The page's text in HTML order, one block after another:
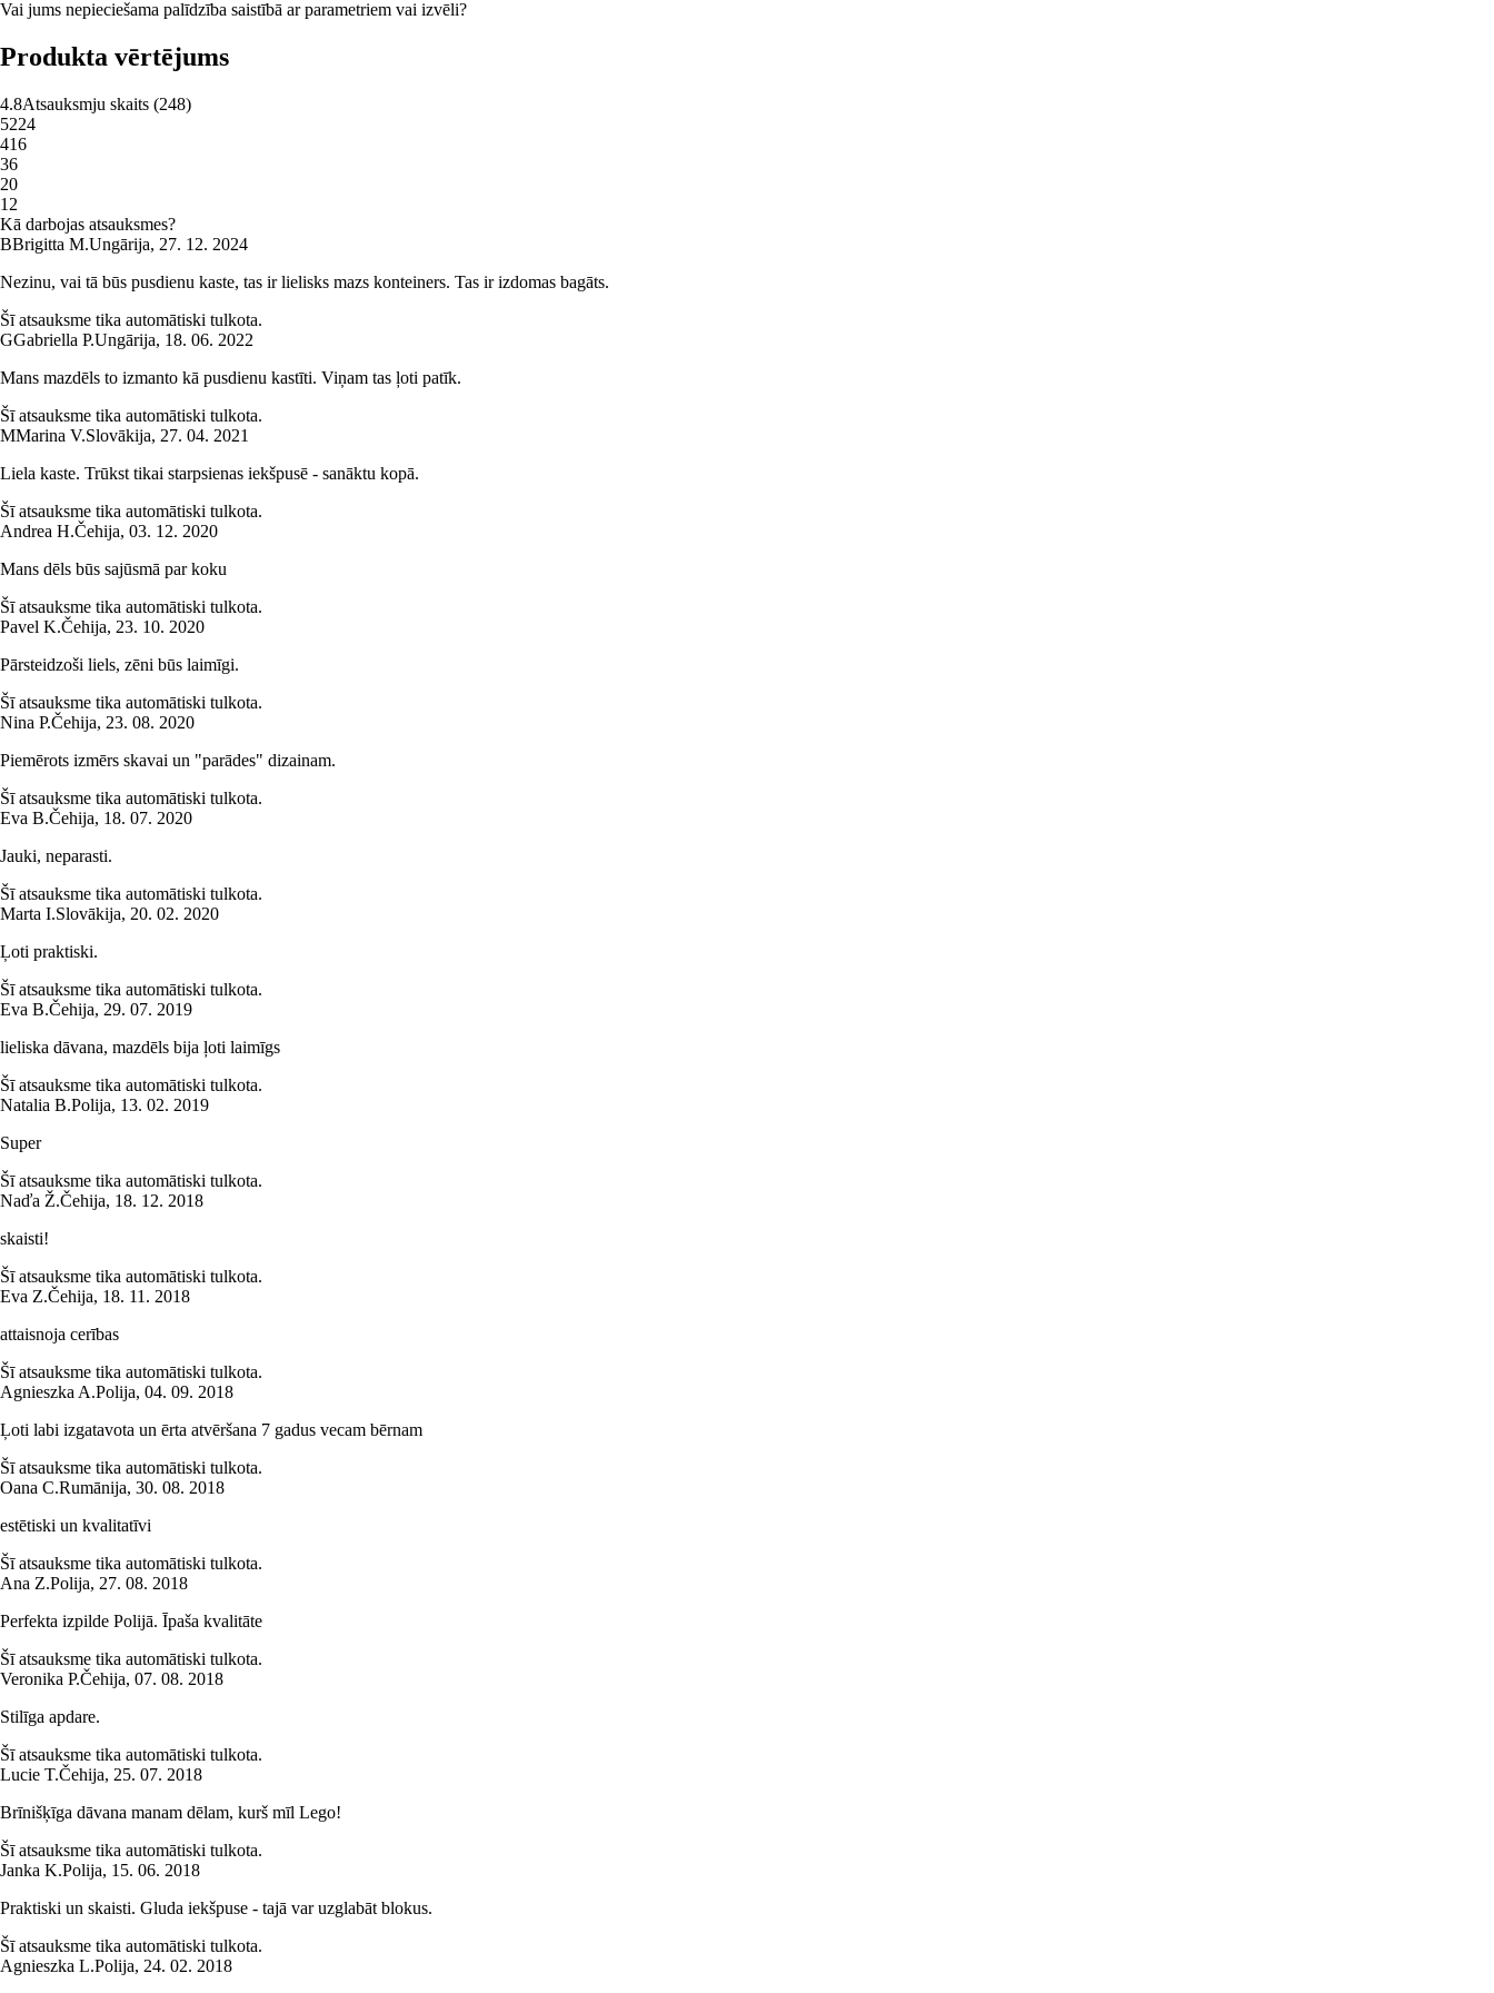
Vai jums nepieciešama palīdzība saistībā ar parametriem vai izvēli?
Produkta vērtējums
4.8Atsauksmju skaits (248)
5224
416
36
20
1 2
Kā darbojas atsauksmes?
BBrigitta M.Ungārija, 27. 12. 2024
Nezinu, vai tā būs pusdienu kaste, tas ir lielisks mazs konteiners. Tas ir izdomas bagāts.
Šī atsauksme tika automātiski tulkota.
GGabriella P.Ungārija, 18. 06. 2022
Mans mazdēls to izmanto kā pusdienu kastīti. Viņam tas ļoti patīk.
Šī atsauksme tika automātiski tulkota.
MMarina V.Slovākija, 27. 04. 2021
Liela kaste. Trūkst tikai starpsienas iekšpusē - sanāktu kopā.
Šī atsauksme tika automātiski tulkota.
Andrea H.Čehija, 03. 12. 2020
Mans dēls būs sajūsmā par koku
Šī atsauksme tika automātiski tulkota.
Pavel K.Čehija, 23. 10. 2020
Pārsteidzoši liels, zēni būs laimīgi.
Šī atsauksme tika automātiski tulkota.
Nina P.Čehija, 23. 08. 2020
Piemērots izmērs skavai un "parādes" dizainam.
Šī atsauksme tika automātiski tulkota.
Eva B.Čehija, 18. 07. 2020
Jauki, neparasti.
Šī atsauksme tika automātiski tulkota.
Marta I.Slovākija, 20. 02. 2020
Ļoti praktiski.
Šī atsauksme tika automātiski tulkota.
Eva B.Čehija, 29. 07. 2019
lieliska dāvana, mazdēls bija ļoti laimīgs
Šī atsauksme tika automātiski tulkota.
Natalia B.Polija, 13. 02. 2019
Super
Šī atsauksme tika automātiski tulkota.
Naďa Ž.Čehija, 18. 12. 2018
skaisti!
Šī atsauksme tika automātiski tulkota.
Eva Z.Čehija, 18. 11. 2018
attaisnoja cerības
Šī atsauksme tika automātiski tulkota.
Agnieszka A.Polija, 04. 09. 2018
Ļoti labi izgatavota un ērta atvēršana 7 gadus vecam bērnam
Šī atsauksme tika automātiski tulkota.
Oana C.Rumānija, 30. 08. 2018
estētiski un kvalitatīvi
Šī atsauksme tika automātiski tulkota.
Ana Z.Polija, 27. 08. 2018
Perfekta izpilde Polijā. Īpaša kvalitāte
Šī atsauksme tika automātiski tulkota.
Veronika P.Čehija, 07. 08. 2018
Stilīga apdare.
Šī atsauksme tika automātiski tulkota.
Lucie T.Čehija, 25. 07. 2018
Brīnišķīga dāvana manam dēlam, kurš mīl Lego!
Šī atsauksme tika automātiski tulkota.
Janka K.Polija, 15. 06. 2018
Praktiski un skaisti. Gluda iekšpuse - tajā var uzglabāt blokus.
Šī atsauksme tika automātiski tulkota.
Agnieszka L.Polija, 24. 02. 2018